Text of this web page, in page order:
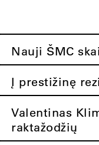
Nauji ŠMC
Į prestižinę
Valentinas
raktažodžių